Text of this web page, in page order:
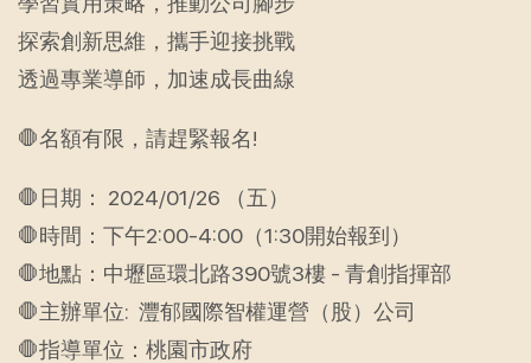
探索創新思維，攜手迎接挑戰
透過專業導師，加速成長曲線
🛑名額有限，請趕緊報名!
🛑日期： 2024/01/26 （五）
🛑時間：下午2:00-4:00（1:30開始報到）
🛑地點：中壢區環北路390號3樓 - 青創指揮部
🛑主辦單位: 灃郁國際智權運營（股）公司
🛑指導單位：桃園市政府